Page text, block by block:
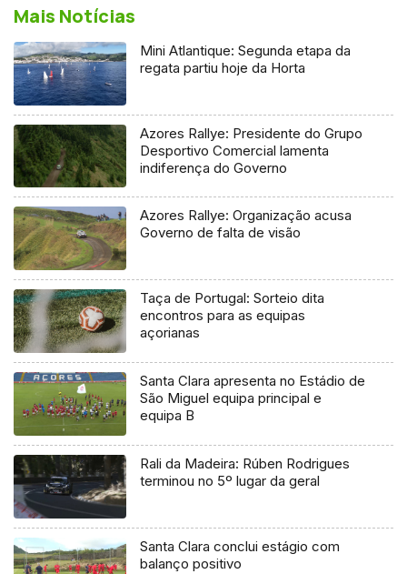
Mais Notícias
Mini Atlantique: Segunda etapa da
regata partiu hoje da Horta
Azores Rallye: Presidente do Grupo
Desportivo Comercial lamenta
indiferença do Governo
Azores Rallye: Organização acusa
Governo de falta de visão
Taça de Portugal: Sorteio dita
encontros para as equipas
açorianas
Santa Clara apresenta no Estádio de
São Miguel equipa principal e
equipa B
Rali da Madeira: Rúben Rodrigues
terminou no 5º lugar da geral
Santa Clara conclui estágio com
balanço positivo